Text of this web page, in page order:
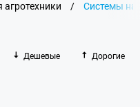
агротехники / Системы
Дешевые Дорогие